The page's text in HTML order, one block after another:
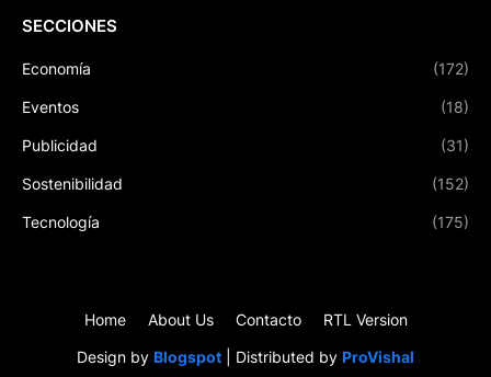
SECCIONES
Economía (172)
Eventos (18)
Publicidad (31)
Sostenibilidad (152)
Tecnología (175)
Design by Blogspot | Distributed by ProVishal
Home About Us Contacto RTL Version